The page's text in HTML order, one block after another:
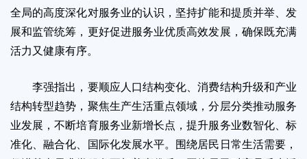
全局的高度深化对服务业的认识，坚持扩能和提质并举、发
展和监管统筹，更好促进服务业优质高效发展，确保既充满
活力又健康有序。
李强指出，要顺应人口结构变化、消费结构升级和产业
结构转型趋势，聚焦生产生活重点领域，分层分类推动服务
业发展，不断培育服务业新增长点，提升服务业数智化、标
准化、融合化、国际化发展水平。围绕居民日常生活需要，